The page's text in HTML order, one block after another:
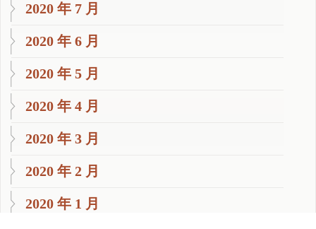
2020 年 7 月
2020 年 6 月
2020 年 5 月
2020 年 4 月
2020 年 3 月
2020 年 2 月
2020 年 1 月